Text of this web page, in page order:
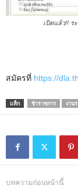
เปิดแล้ว!! ร
สมัครที่​ https://
แท็ก ข้าราชการ งาน
บทความก่อนหน้านี้